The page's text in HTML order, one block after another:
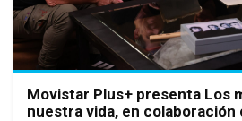
Movistar Plus+ presenta Los
nuestra vida, en colaboración